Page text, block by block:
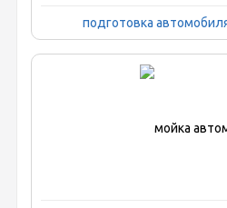
подготовка